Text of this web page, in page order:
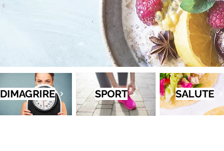
DIMAGRIRE SPORT SALUTE